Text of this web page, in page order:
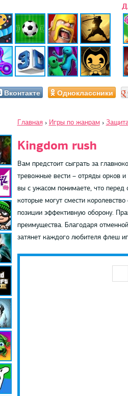
Вконтакте Одноклассники
Главная › Игры по жанрам ›
Kingdom rush
Вам предстоит сыграть за
тревожные вести – отряды орков
вы с ужасом понимаете, что перед
которые могут смести
позиции эффективную оборону.
преимущества. Благодаря
затянет каждого любителя флеш